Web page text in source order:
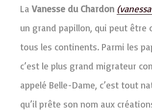
LaVanesse du Chardon
un grand papillon, qui peut être
tous les continents. Parmi les
c’est le plus grand migrateur
appelé Belle-Dame, c’est tout
qu’il prête son nom aux